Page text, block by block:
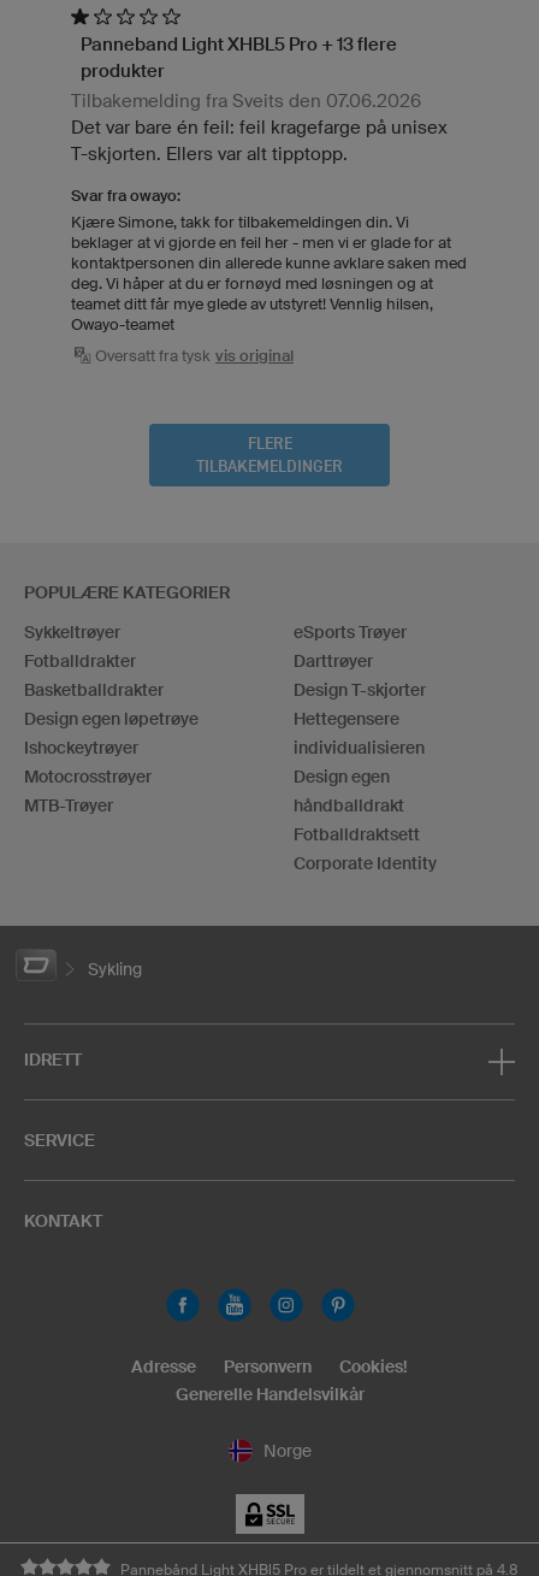
Panneband Light XHBL5 Pro + 13 flere
produkter
Tilbakemelding fra Sveits den 07.06.2026
Det var bare én feil: feil kragefarge på unisex
T-skjorten. Ellers var alt tipptopp.
Svar fra owayo:
Kjære Simone, takk for tilbakemeldingen din. Vi
beklager at vi gjorde en feil her - men vi er glade for at
kontaktpersonen din allerede kunne avklare saken med
deg. Vi håper at du er fornøyd med løsningen og at
teamet ditt får mye glede av utstyret! Vennlig hilsen,
Owayo-teamet
Oversatt fra tysk vis original
FLERE
TILBAKEMELDINGER
POPULÆRE KATEGORIER
Sykkeltrøyer
Fotballdrakter
Basketballdrakter
Design egen løpetrøye
Ishockeytrøyer
Motocrosstrøyer
MTB-Trøyer
eSports Trøyer
Darttrøyer
Design T-skjorter
Hettegensere
individualisieren
Design egen
håndballdrakt
Fotballdraktsett
Corporate Identity
Sykling
IDRETT
SERVICE
KONTAKT
Norge
Adresse Personvern
Cookies!
Generelle Handelsvilkår
Pannebånd Light XHBl5 Pro er tildelt et gjennomsnitt på 4.8